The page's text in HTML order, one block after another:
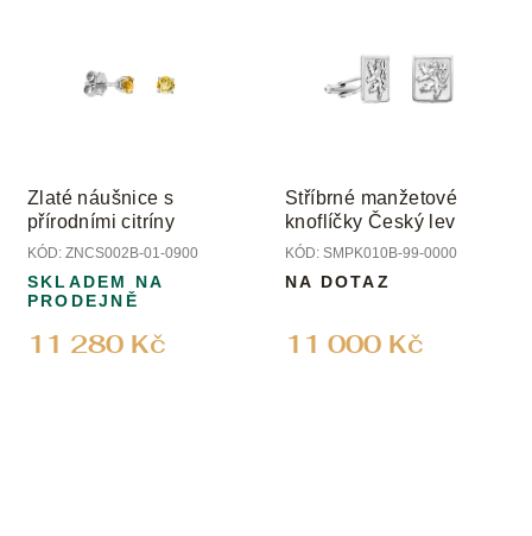
Zlaté náušnice s
přírodními citríny
KÓD: ZNCS002B-01-0900
11 280 Kč
SKLADEM NA
PRODEJNĚ
Stříbrné manžetové
knoflíčky Český lev
KÓD: SMPK010B-99-0000
11 000 Kč
NA DOTAZ